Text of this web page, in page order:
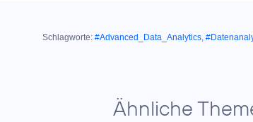
Schlagworte: #Advanced_Data_Analytics,
Ähnliche